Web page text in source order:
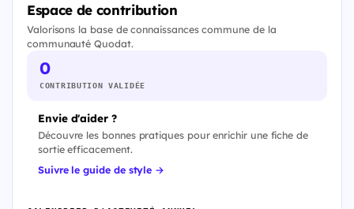
Espace de contribution
Valorisons la base de connaissances commune de la
communauté Quodat.
0
CONTRIBUTION VALIDÉE
Envie d'aider ?
Découvre les bonnes pratiques pour enrichir une fiche de
sortie efficacement.
Suivre le guide de style →